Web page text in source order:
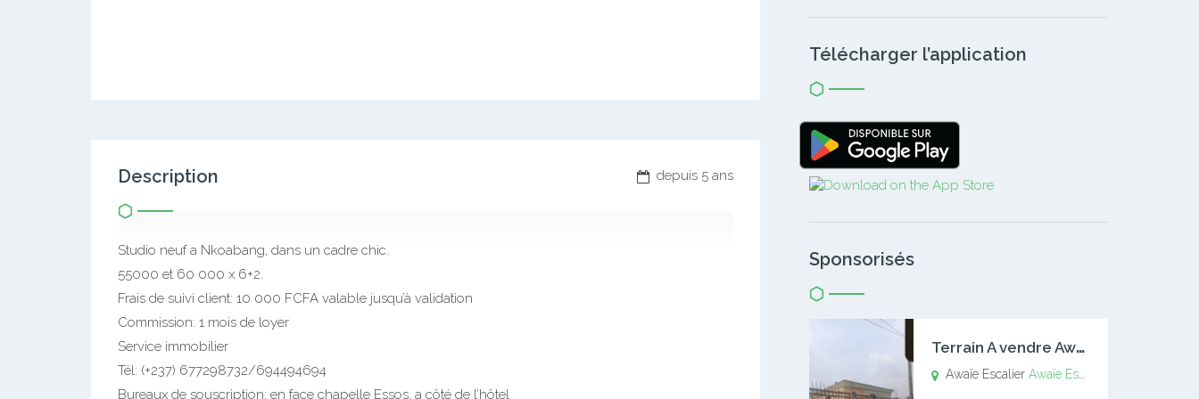
depuis 5 ans
Description
Studio neuf a Nkoabang, dans un cadre chic.
55000 et 60 000 x 6+2.
Frais de suivi client: 10 000 FCFA valable jusqu’à validation
Commission: 1 mois de loyer
Service immobilier
Tél: (+237) 677298732/694494694
Bureaux de souscription: en face chapelle Essos, a côté de l’hôtel
Télécharger l’application
Sponsorisés
T
errain A vendre Awaïe Escalier
Awaïe EscalierAwaïe Escalier